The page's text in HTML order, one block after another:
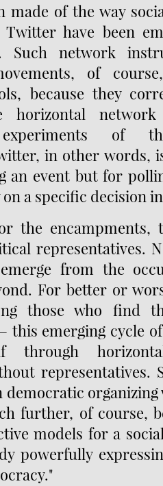
made of the way
Twitter have been
Such network
of
because they
horizontal
of
in other words,
an event but for
on a specific decision
the encampments,
representatives.
from the
For better or
those who find
this emerging cycle
through
representatives.
organizing
further, of course,
models for a
powerfully